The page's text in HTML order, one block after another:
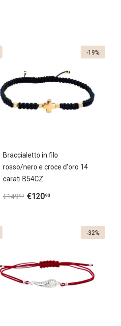
Braccialetto in filo
rosso/nero e croce d'oro 14
carati B54CZ
€14990 €12090
-19%
-32%